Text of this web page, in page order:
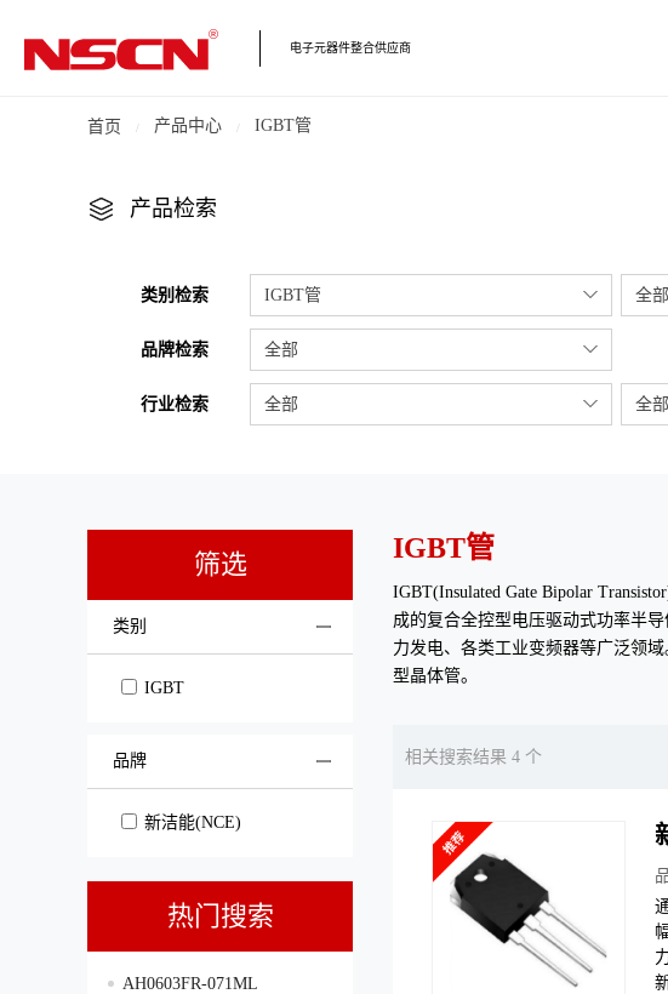
电子元器件整合供应商
首页 产品中心 IGBT管
产品检索
类别检索 IGBT管 全部
品牌检索 全部
行业检索 全部 全部
筛选
类别
IGBT
品牌
新洁能(NCE)
热门搜索
AH0603FR-071ML
IGBT管
IGBT(Insulated Gate Bipolar
成的复合全控型电压驱动式功率半
力发电、各类工业变频器等广泛领
型晶体管。
相关搜索结果 4 个